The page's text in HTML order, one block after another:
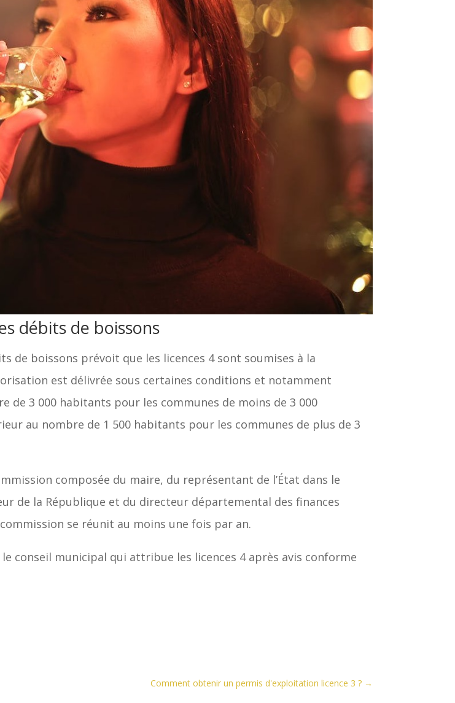
débits de boissons
de boissons prévoit que les licences 4 sont soumises à la
est délivrée sous certaines conditions et notamment
de 3 000 habitants pour les communes de moins de 3 000
au nombre de 1 500 habitants pour les communes de plus de 3
composée du maire, du représentant de l’État dans le
de la République et du directeur départemental des finances
se réunit au moins une fois par an.
conseil municipal qui attribue les licences 4 après avis conforme
Comment obtenir un permis d'exploitation licence 3 ?→